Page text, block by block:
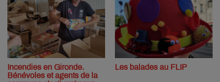
Incendies en Gironde.
Bénévoles et agents de la
Les balades au FLIP